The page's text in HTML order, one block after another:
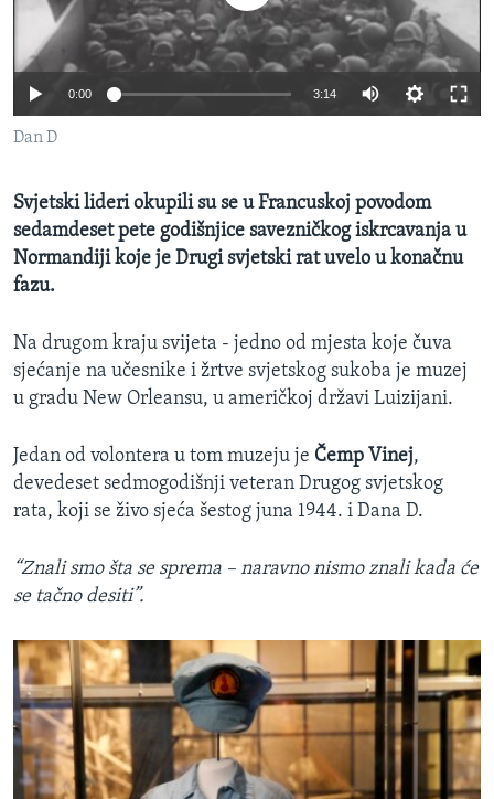
MAGAZIN
O GLASU AMERIKE
Learning English
Jezici
0:00 3:14
Dan D
Svjetski lideri okupili su se u Francuskoj povodom
sedamdeset pete godišnjice savezničkog iskrcavanja u
Normandiji koje je Drugi svjetski rat uvelo u konačnu
fazu.
Na drugom kraju svijeta - jedno od mjesta koje čuva
sjećanje na učesnike i žrtve svjetskog sukoba je muzej
u gradu New Orleansu, u američkoj državi Luizijani.
Jedan od volontera u tom muzeju je Čemp Vinej,
devedeset sedmogodišnji veteran Drugog svjetskog
rata, koji se živo sjeća šestog juna 1944. i Dana D.
“Znali smo šta se sprema – naravno nismo znali kada će
se tačno desiti”.